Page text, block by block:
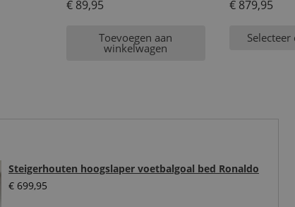
€89,95
Toevoegen aan
winkelwagen
€879,95
Selecteer
Steigerhouten hoogslaper voetbalgoal bed Ronaldo
€ 699,95